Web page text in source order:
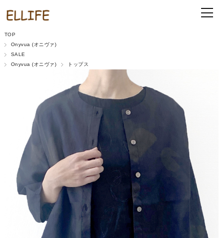
TOP
Onyvua (オニヴァ)
SALE
Onyvua (オニヴァ)
トップス